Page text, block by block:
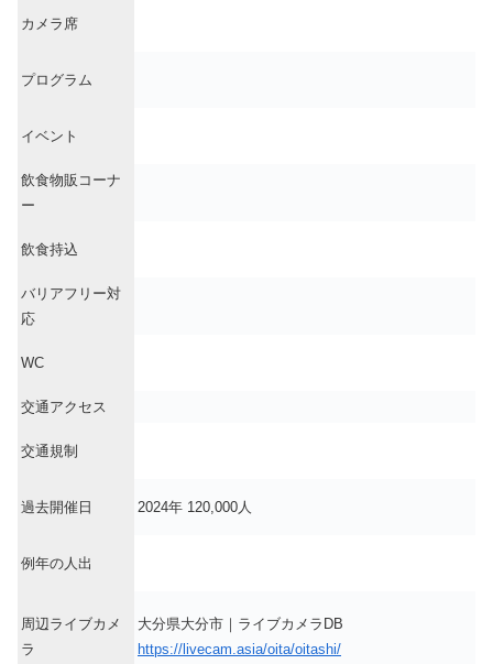
カメラ席
プログラム
イベント
飲食物販コーナ
ー
飲食持込
バリアフリー対
応
WC
交通アクセス
交通規制
過去開催日 2024年 120,000人
例年の人出
周辺ライブカメ
ラ
大分県大分市｜ライブカメラDB
https://livecam.asia/oita/oitashi/